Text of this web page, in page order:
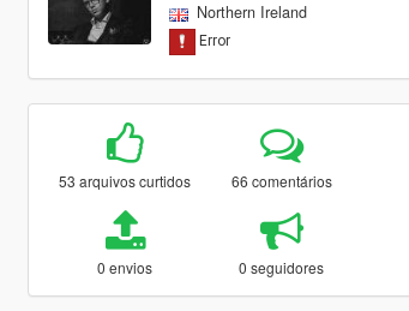
Northern Ireland
53 arquivos curtidos 66 comentários
0 envios 0 seguidores